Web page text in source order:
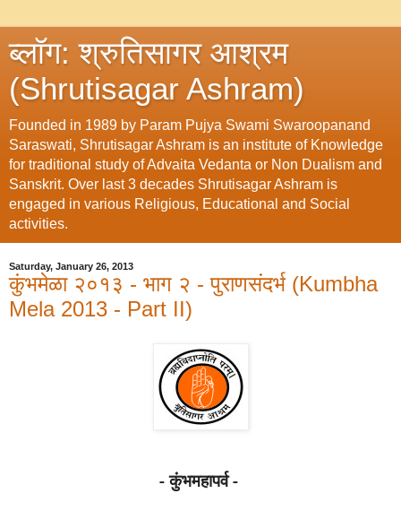
ब्लॉग: श्रुतिसागर आश्रम
(Shrutisagar Ashram)
Founded in 1989 by Param Pujya Swami Swaroopanand
Saraswati, Shrutisagar Ashram is an institute of Knowledge
for traditional study of Advaita Vedanta or Non Dualism and
Sanskrit. Over last 3 decades Shrutisagar Ashram is
engaged in various Religious, Educational and Social
activities.
Saturday, January 26, 2013
कुंभमेळा २०१३ - भाग २ - पुराणसंदर्भ (Kumbha
Mela 2013 - Part II)
- कुंभमहापर्व -